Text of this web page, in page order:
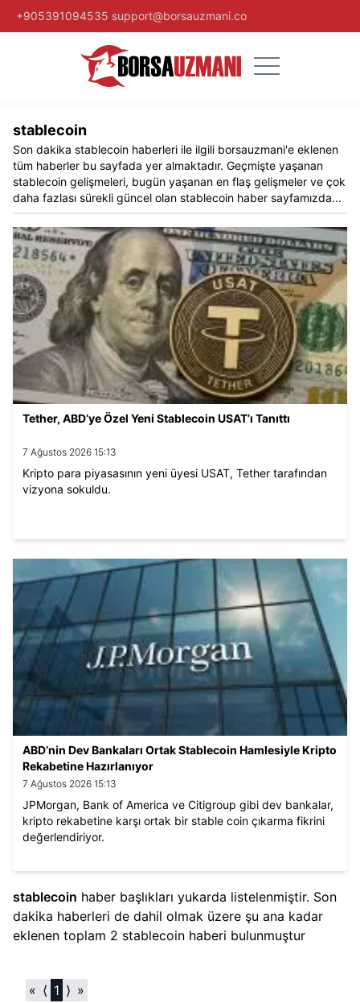
+905391094535 support@borsauzmani.co
stablecoin
Son dakika stablecoin haberleri ile ilgili borsauzmani'e eklenen
tüm haberler bu sayfada yer almaktadır. Geçmişte yaşanan
stablecoin gelişmeleri, bugün yaşanan en flaş gelişmeler ve çok
daha fazlası sürekli güncel olan stablecoin haber sayfamızda...
Tether, ABD’ye Özel Yeni Stablecoin USAT’ı Tanıttı
7 Ağustos 2026 15:13
Kripto para piyasasının yeni üyesi USAT, Tether tarafından
vizyona sokuldu.
ABD’nin Dev Bankaları Ortak Stablecoin Hamlesiyle Kripto
Rekabetine Hazırlanıyor
7 Ağustos 2026 15:13
JPMorgan, Bank of America ve Citigroup gibi dev bankalar,
kripto rekabetine karşı ortak bir stable coin çıkarma fikrini
değerlendiriyor.
stablecoin haber başlıkları yukarda listelenmiştir. Son
dakika haberleri de dahil olmak üzere şu ana kadar
eklenen toplam 2 stablecoin haberi bulunmuştur
« ⟨ 1 ⟩ »